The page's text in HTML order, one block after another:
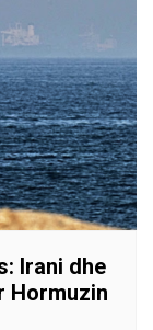
Irani dhe
Hormuzin